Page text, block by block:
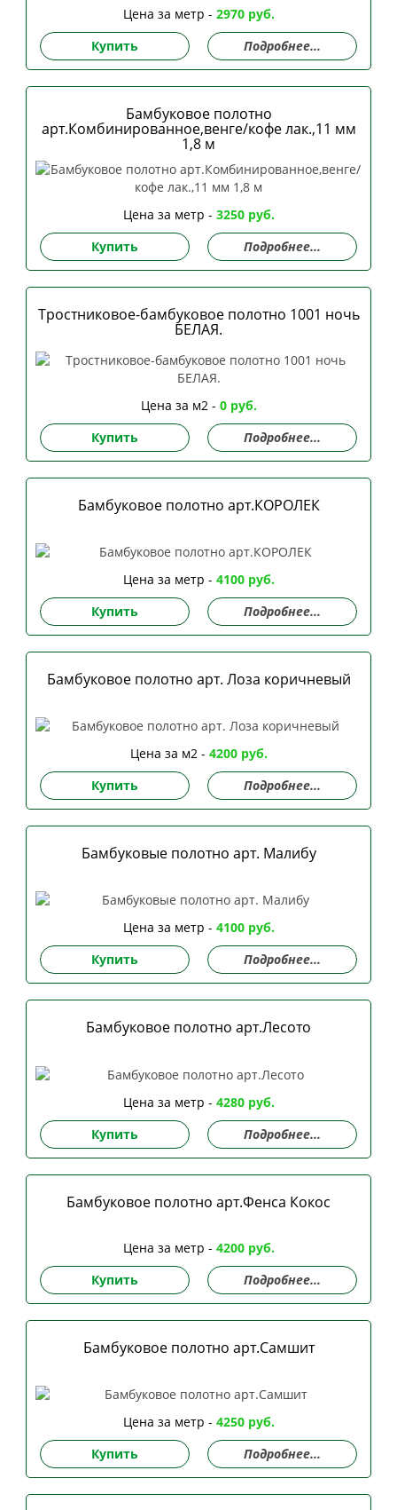
Цена за метр - 2970 руб.
Купить
Подробнее...
Бамбуковое полотно
арт.Комбинированное,венге/кофе лак.,11 мм
1,8 м
Цена за метр - 3250 руб.
Купить
Подробнее...
Тростниковое-бамбуковое полотно 1001 ночь
БЕЛАЯ.
Цена за м2 - 0 руб.
Купить
Подробнее...
Бамбуковое полотно арт.КОРОЛЕК
Цена за метр - 4100 руб.
Купить
Подробнее...
Бамбуковое полотно арт. Лоза коричневый
Цена за м2 - 4200 руб.
Купить
Подробнее...
Бамбуковые полотно арт. Малибу
Цена за метр - 4100 руб.
Купить
Подробнее...
Бамбуковое полотно арт.Лесото
Цена за метр - 4280 руб.
Купить
Подробнее...
Бамбуковое полотно арт.Фенса Кокос
Цена за метр - 4200 руб.
Купить
Подробнее...
Бамбуковое полотно арт.Самшит
Цена за метр - 4250 руб.
Купить
Подробнее...